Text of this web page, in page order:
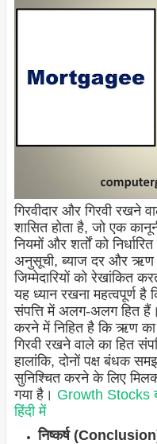
गिरवीदार और गिरवी रखने
शासित होता है, जो एक
नियमों और शर्तों को
अनुसूची, ब्याज दर और ऋण
जिम्मेदारियों को रेखांकित
यह ध्यान रखना महत्वपूर्ण है
संपत्ति में अलग-अलग हित हैं।
करने में निहित है कि ऋण का
गिरवी रखने वाले का हित
हालांकि, दोनों पक्ष बंधक
सुनिश्चित करने के लिए
गया है। Growth Stocks
हिंदी में
निष्कर्ष